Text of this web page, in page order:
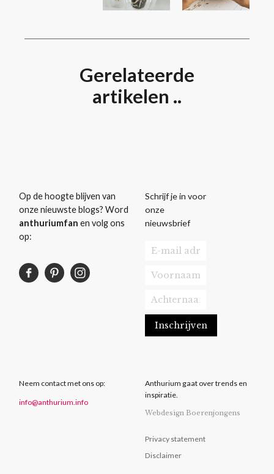
Gerelateerde
artikelen ..
Op de hoogte blijven van
onze nieuwste blogs? Word
anthuriumfan en volg ons
op:
Schrijf je in voor
onze
nieuwsbrief
Neem contact met ons op:
info@anthurium.info
Anthurium gaat over trends en
inspiratie.
Webdesign Boerenjongens
Privacy statement
Disclaimer